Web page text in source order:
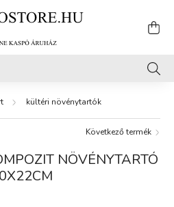
kültéri növénytartók
Következő termék
NÖVÉNYTARTÓ